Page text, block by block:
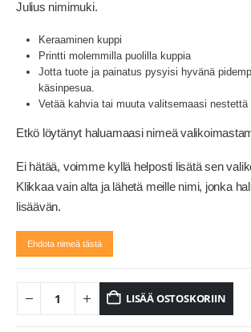
Julius nimimuki.
Keraaminen kuppi
Printti molemmilla puolilla kuppia
Jotta tuote ja painatus pysyisi hyvänä
käsinpesua.
Vetää kahvia tai muuta valitsemaasi nestettä
Etkö löytänyt haluamaasi nimeä
Ei hätää, voimme kyllä helposti lisätä sen
Klikkaa vain alta ja lähetä meille nimi, jonka
lisäävän.
Ehdota nimeä tästä
LISÄÄ OSTOSKORIIN